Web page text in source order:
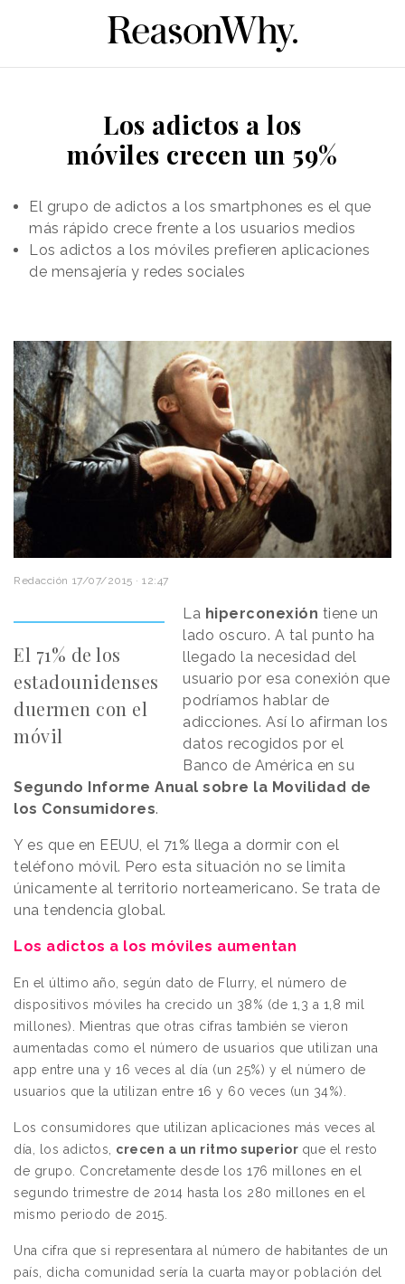
Los adictos a los
móviles crecen un 59%
El grupo de adictos a los smartphones es el que
más rápido crece frente a los usuarios medios
Los adictos a los móviles prefieren aplicaciones
de mensajería y redes sociales
Redacción 17/07/2015 · 12:47
El 71% de los
estadounidenses
duermen con el
móvil
La hiperconexión tiene un
lado oscuro. A tal punto ha
llegado la necesidad del
usuario por esa conexión que
podríamos hablar de
adicciones. Así lo afirman los
datos recogidos por el
Banco de América en su
Segundo Informe Anual sobre la Movilidad de
los Consumidores.
Y es que en EEUU, el 71% llega a dormir con el
teléfono móvil. Pero esta situación no se limita
únicamente al territorio norteamericano. Se trata de
una tendencia global.
Los adictos a los móviles aumentan
En el último año, según dato de Flurry, el número de
dispositivos móviles ha crecido un 38% (de 1,3 a 1,8 mil
millones). Mientras que otras cifras también se vieron
aumentadas como el número de usuarios que utilizan una
app entre una y 16 veces al día (un 25%) y el número de
usuarios que la utilizan entre 16 y 60 veces (un 34%).
Los consumidores que utilizan aplicaciones más veces al
día, los adictos, crecen a un ritmo superior que el resto
de grupo. Concretamente desde los 176 millones en el
segundo trimestre de 2014 hasta los 280 millones en el
mismo periodo de 2015.
Una cifra que si representara al número de habitantes de un
país, dicha comunidad sería la cuarta mayor población del